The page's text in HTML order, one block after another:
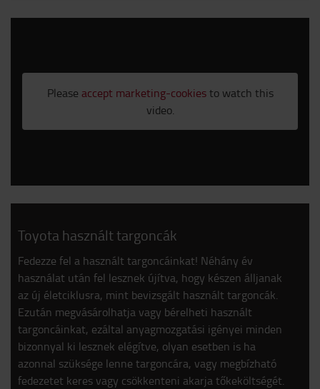
Please accept marketing-cookiesto watch this
video.
Toyota használt targoncák
Fedezze fel a használt targoncáinkat! Néhány év
használat után fel lesznek újítva, hogy készen álljanak
az új életciklusra, mint bevizsgált használt targoncák.
Ezután megvásárolhatja vagy bérelheti használt
targoncáinkat, ezáltal anyagmozgatási igényei minden
bizonnyal ki lesznek elégítve, olyan esetben is ha
azonnal szüksége lenne targoncára, vagy megbízható
fedezetet keres vagy csökkenteni akarja tőkeköltségét.